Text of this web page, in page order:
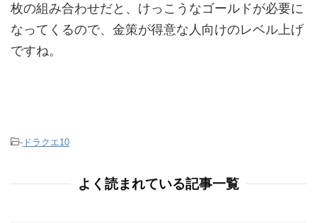
枚の組み合わせだと、けっこうなゴールドが必要に
なってくるので、金策が得意な人向けのレベル上げ
ですね。
- ドラクエ10
よく読まれている記事一覧